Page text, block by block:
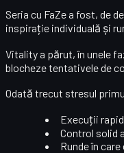
Seria cu FaZe a fost, de
inspirație individuală și
Vitality a părut, în unele
blocheze tentativele de
Odată trecut stresul
Execuții
Control solid
Runde în